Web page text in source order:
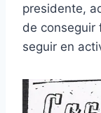
presidente,
de conseguir
seguir en